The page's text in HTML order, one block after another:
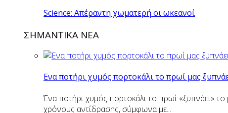
Science: Απέραντη χωματερή οι ωκεανοί
ΣΗΜΑΝΤΙΚΑ ΝΕΑ
Eνα ποτήρι χυμός πορτοκάλι το πρωί μας
Ένα ποτήρι χυμός πορτοκάλι το πρωί «ξυπνάει»
χρόνους αντίδρασης, σύμφωνα με...